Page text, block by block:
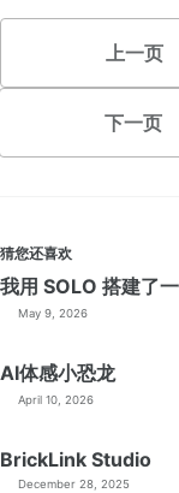
上一页
下一页
猜您还喜欢
我用 SOLO 搭建了
May 9, 2026
AI体感小恐龙
April 10, 2026
BrickLink Studio
December 28, 2025